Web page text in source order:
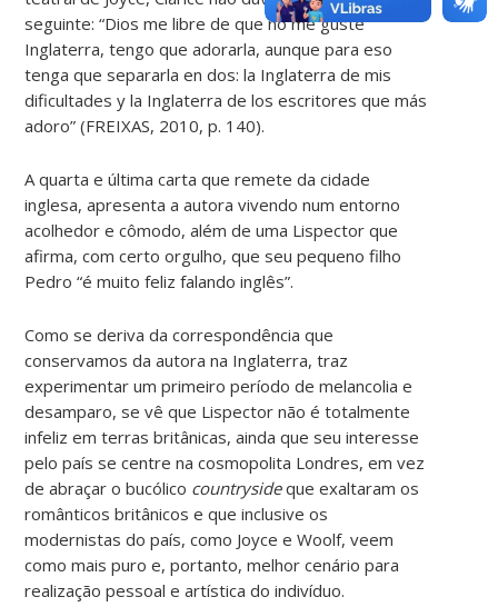
seguinte: “Dios me libre de que no me guste
Inglaterra, tengo que adorarla, aunque para eso
tenga que separarla en dos: la Inglaterra de mis
dificultades y la Inglaterra de los escritores que más
adoro” (FREIXAS, 2010, p. 140).
A quarta e última carta que remete da cidade
inglesa, apresenta a autora vivendo num entorno
acolhedor e cômodo, além de uma Lispector que
afirma, com certo orgulho, que seu pequeno filho
Pedro “é muito feliz falando inglês”.
Como se deriva da correspondência que
conservamos da autora na Inglaterra, traz
experimentar um primeiro período de melancolia e
desamparo, se vê que Lispector não é totalmente
infeliz em terras britânicas, ainda que seu interesse
pelo país se centre na cosmopolita Londres, em vez
de abraçar o bucólico countrysideque exaltaram os
românticos britânicos e que inclusive os
modernistas do país, como Joyce e Woolf, veem
como mais puro e, portanto, melhor cenário para
realização pessoal e artística do indivíduo.